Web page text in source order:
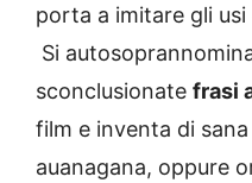
porta a imitare gli
Si
sconclusionate frasi
film e inventa di
auanagana, oppure